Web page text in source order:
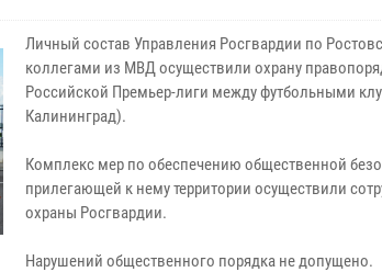
Личный состав Управления Росгвардии по
коллегами из МВД осуществили охрану
Российской Премьер-лиги между футбольными
Калининград).
Комплекс мер по обеспечению общественной
прилегающей к нему территории осуществили
охраны Росгвардии.
Нарушений общественного порядка не допущено.